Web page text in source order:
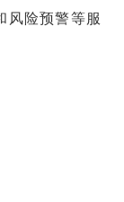
风险预警等服